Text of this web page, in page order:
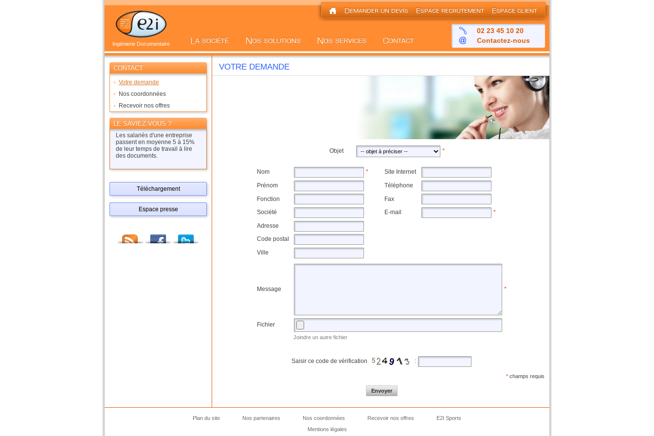
Ingénierie Documentaire
02 23 45 10 20
Contactez-nous
CONTACT
Votre demande
Nos coordonnées
Recevoir nos offres
LE SAVIEZ-VOUS ?
Les salariés d'une entreprise
passent en moyenne 5 à 15%
de leur temps de travail à lire
des documents.
Téléchargement
Espace presse
VOTRE DEMANDE
Objet *
Nom
*
Prénom
Fonction
Société
Adresse
Code postal
Ville
Site Internet
Téléphone
Fax
E-mail
*
Message *
Fichier
Joindre un autre fichier
Saisir ce code de vérification :
* champs requis
Plan du site Nos partenaires Nos coordonnées Recevoir nos offres
E2I Sports
Mentions légales